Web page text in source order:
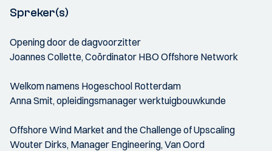
Spreker(s)
Opening door de dagvoorzitter
Joannes Collette, Coördinator HBO Offshore Network
Welkom namens Hogeschool Rotterdam
Anna Smit, opleidingsmanager werktuigbouwkunde
Offshore Wind Market and the Challenge of Upscaling
Wouter Dirks, Manager Engineering, Van Oord